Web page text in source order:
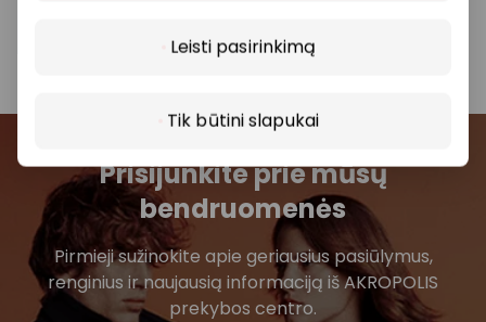
Leisti pasirinkimą
Tik būtini slapukai
parduotuvę ar paslaugų teikimo vietą.
Prisijunkite prie mūsų
bendruomenės
Pirmieji sužinokite apie geriausius pasiūlymus,
renginius ir naujausią informaciją iš AKROPOLIS
prekybos centro.